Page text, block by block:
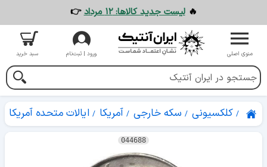
🔥لیست جدید کالاها: ۱۲ مرداد 👉
منوی اصلی ورود | ثبت‌نام سبد خرید
کلکسیونی سکه خارجی آمریکا ایالات متحده آمریکا
044688